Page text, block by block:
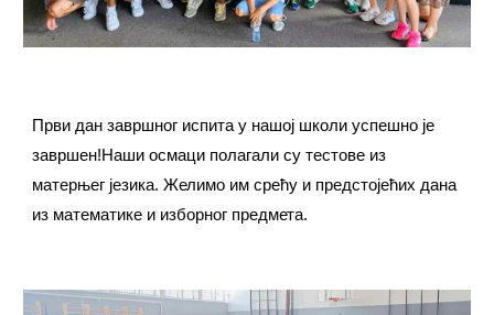
Први дан завршног испита у нашој школи успешно је
завршен!Наши осмаци полагали су тестове из
матерњег језика. Желимо им срећу и предстојећих дана
из математике и изборног предмета.